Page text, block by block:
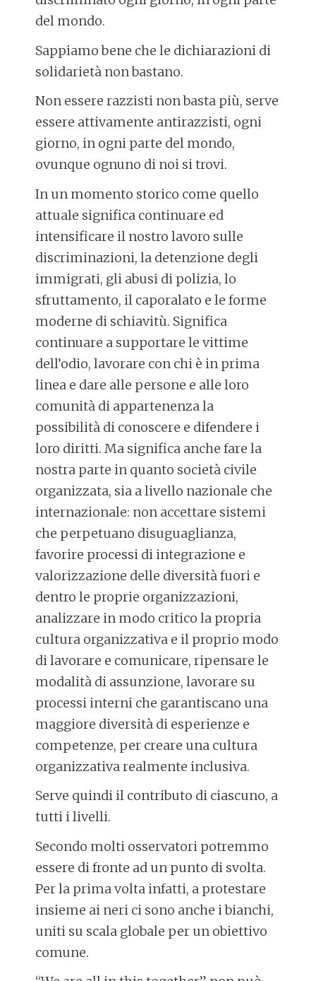
del mondo.
Sappiamo bene che le dichiarazioni di
solidarietà non bastano.
Non essere razzisti non basta più, serve
essere attivamente antirazzisti, ogni
giorno, in ogni parte del mondo,
ovunque ognuno di noi si trovi.
In un momento storico come quello
attuale significa continuare ed
intensificare il nostro lavoro sulle
discriminazioni, la detenzione degli
immigrati, gli abusi di polizia, lo
sfruttamento, il caporalato e le forme
moderne di schiavitù. Significa
continuare a supportare le vittime
dell’odio, lavorare con chi è in prima
linea e dare alle persone e alle loro
comunità di appartenenza la
possibilità di conoscere e difendere i
loro diritti. Ma significa anche fare la
nostra parte in quanto società civile
organizzata, sia a livello nazionale che
internazionale: non accettare sistemi
che perpetuano disuguaglianza,
favorire processi di integrazione e
valorizzazione delle diversità fuori e
dentro le proprie organizzazioni,
analizzare in modo critico la propria
cultura organizzativa e il proprio modo
di lavorare e comunicare, ripensare le
modalità di assunzione, lavorare su
processi interni che garantiscano una
maggiore diversità di esperienze e
competenze, per creare una cultura
organizzativa realmente inclusiva.
Serve quindi il contributo di ciascuno, a
tutti i livelli.
Secondo molti osservatori potremmo
essere di fronte ad un punto di svolta.
Per la prima volta infatti, a protestare
insieme ai neri ci sono anche i bianchi,
uniti su scala globale per un obiettivo
comune.